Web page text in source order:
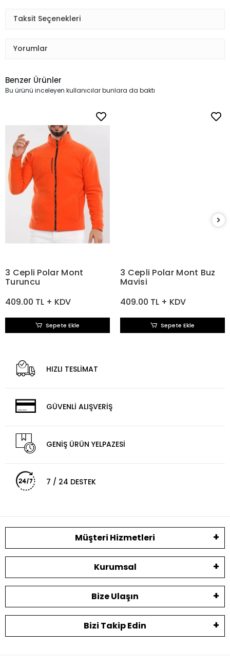
Taksit Seçenekleri
Yorumlar
Benzer Ürünler
Bu ürünü inceleyen kullanıcılar bunlara da baktı
3 Cepli Polar Mont
Turuncu
409.00 TL + KDV
Sepete Ekle
3 Cepli Polar Mont Buz
Mavisi
409.00 TL + KDV
Sepete Ekle
HIZLI TESLİMAT
GÜVENLİ ALIŞVERİŞ
GENİŞ ÜRÜN YELPAZESİ
7 / 24 DESTEK
Müşteri Hizmetleri
Kurumsal
Bize Ulaşın
Bizi Takip Edin